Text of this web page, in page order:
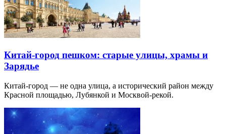
Китай-город пешком: старые улицы, храмы и
Зарядье
Китай-город — не одна улица, а исторический район между
Красной площадью, Лубянкой и Москвой-рекой.